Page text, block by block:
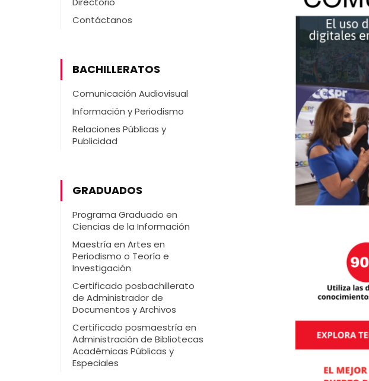
Contáctanos
BACHILLERATOS
Comunicación Audiovisual
Información y Periodismo
Relaciones Públicas y
Publicidad
GRADUADOS
Programa Graduado en
Ciencias de la Información
Maestría en Artes en
Periodismo o Teoría e
Investigación
Certificado posbachillerato
de Administrador de
Documentos y Archivos
Certificado posmaestría en
Administración de Bibliotecas
Académicas Públicas y
Especiales